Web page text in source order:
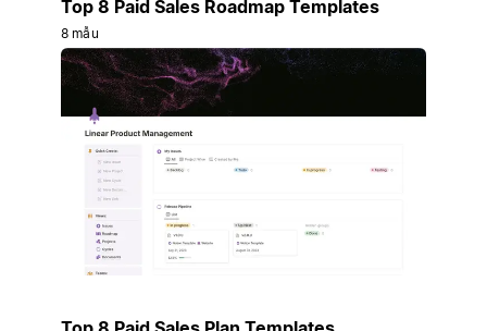
Top 8 Paid Sales Roadmap Templates
8 mẫu